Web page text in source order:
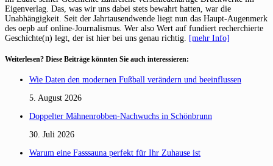
Eigenverlag. Das, was wir uns dabei stets bewahrt hatten, war die
Unabhängigkeit. Seit der Jahrtausendwende liegt nun das Haupt-Augenmerk
des oepb auf online-Journalismus. Wer also Wert auf fundiert recherchierte
Geschichte(n) legt, der ist hier bei uns genau richtig. [mehr Info]
Weiterlesen? Diese Beiträge könnten Sie auch interessieren:
Wie Daten den modernen Fußball verändern und beeinflussen
5. August 2026
Doppelter Mähnenrobben-Nachwuchs in Schönbrunn
30. Juli 2026
Warum eine Fasssauna perfekt für Ihr Zuhause ist